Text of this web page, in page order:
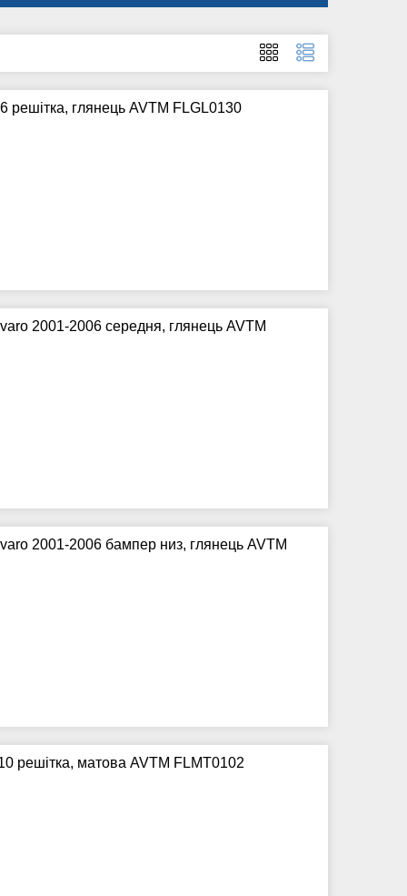
глянець AVTM FLGL0130
2001-2006 середня, глянець AVTM
2001-2006 бампер низ, глянець AVTM
решітка, матова AVTM FLMT0102